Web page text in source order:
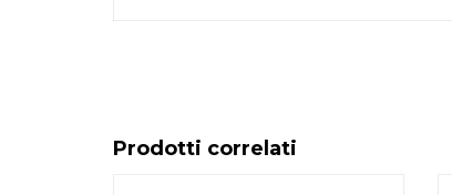
Prodotti correlati